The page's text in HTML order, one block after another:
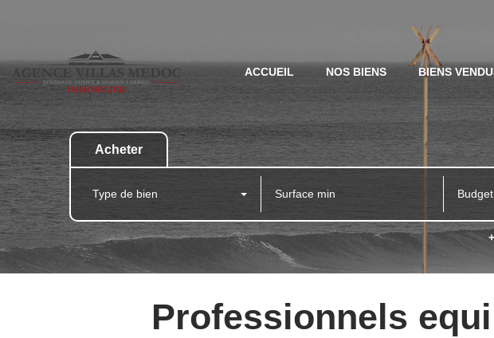
ACCUEIL NOS BIENS BIENS
Acheter
Type de bien
Professionnels